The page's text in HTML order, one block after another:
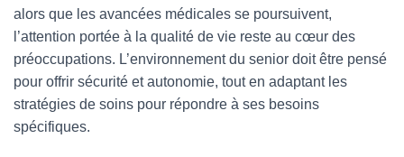
alors que les avancées médicales se poursuivent,
l’attention portée à la qualité de vie reste au cœur des
préoccupations. L’environnement du senior doit être pensé
pour offrir sécurité et autonomie, tout en adaptant les
stratégies de soins pour répondre à ses besoins
spécifiques.